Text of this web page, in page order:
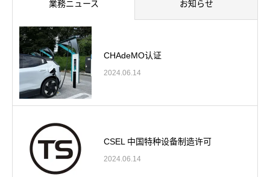
業務ニュース お知らせ
CHAdeMO认证
2024.06.14
CSEL 中国特种设备制造许可
2024.06.14